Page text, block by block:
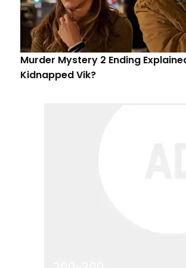
Murder Mystery 2 Ending
Kidnapped Vik?